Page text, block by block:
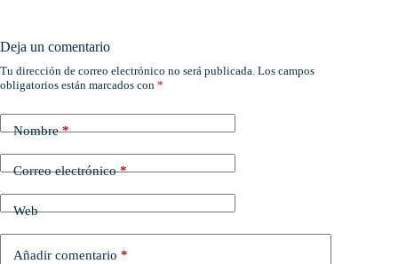
Deja un comentario
Tu dirección de correo electrónico no será publicada. Los campos
obligatorios están marcados con *
Nombre*
Correo electrónico*
Web
Añadir comentario *